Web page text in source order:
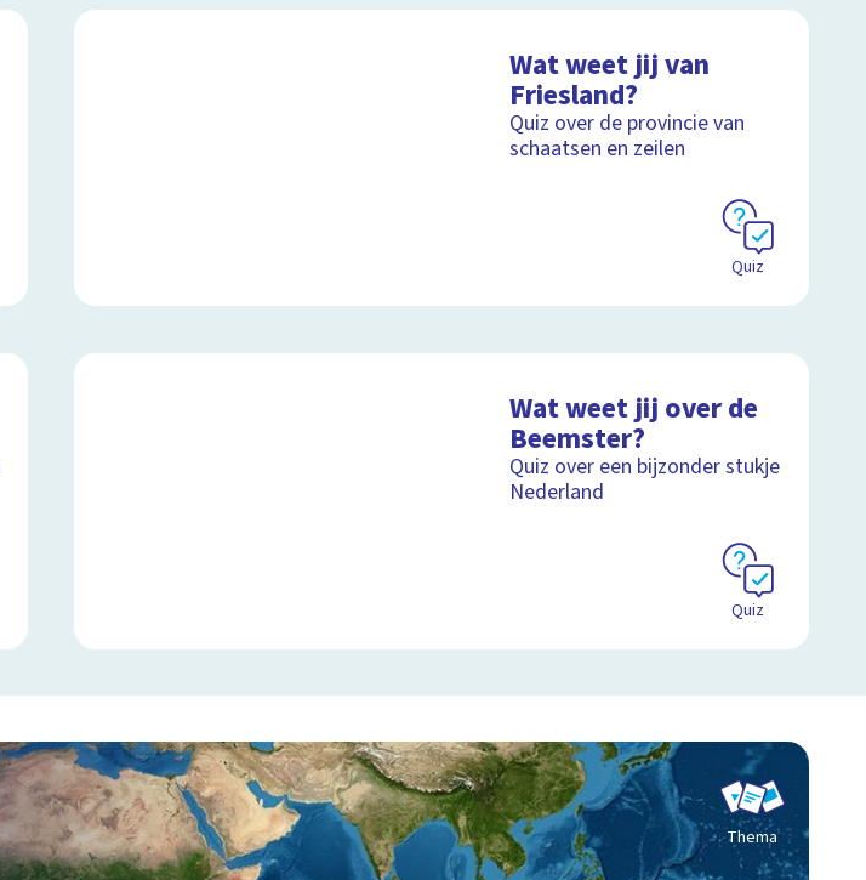
Wat weet jij van
Friesland?
Quiz over de provincie van
schaatsen en zeilen
Quiz
Wat weet jij over de
Beemster?
Quiz over een bijzonder stukje
Nederland
Quiz
Thema